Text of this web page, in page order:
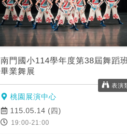
南門國小114學年度第38屆舞蹈
畢業舞展
桃園展演中心
表演
115.05.14 (四)
19:00-21:00